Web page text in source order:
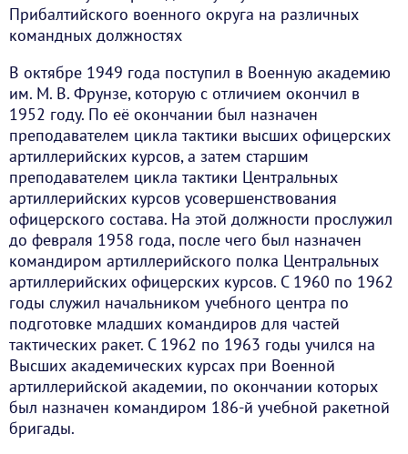
Прибалтийского военного округа на различных
командных должностях
В октябре 1949 года поступил в Военную академию
им. М. В. Фрунзе, которую с отличием окончил в
1952 году. По её окончании был назначен
преподавателем цикла тактики высших офицерских
артиллерийских курсов, а затем старшим
преподавателем цикла тактики Центральных
артиллерийских курсов усовершенствования
офицерского состава. На этой должности прослужил
до февраля 1958 года, после чего был назначен
командиром артиллерийского полка Центральных
артиллерийских офицерских курсов. С 1960 по 1962
годы служил начальником учебного центра по
подготовке младших командиров для частей
тактических ракет. С 1962 по 1963 годы учился на
Высших академических курсах при Военной
артиллерийской академии, по окончании которых
был назначен командиром 186-й учебной ракетной
бригады.